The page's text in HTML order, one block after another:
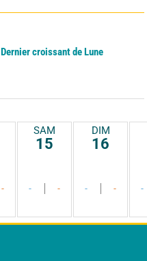
Dernier croissant de Lune
-
SAM
15
- -
DIM
16
- - -